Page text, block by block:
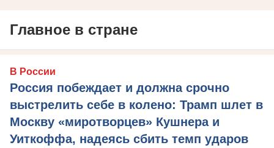
Главное в стране
В России
Россия побеждает и должна срочно
выстрелить себе в колено: Трамп шлет в
Москву «миротворцев» Кушнера и
Уиткоффа, надеясь сбить темп ударов